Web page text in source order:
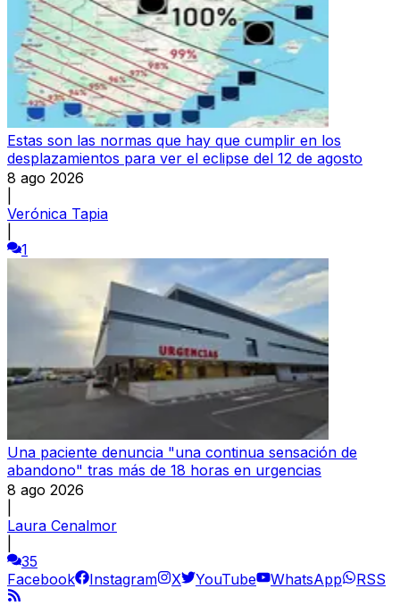
Estas son las normas que hay que cumplir en los
desplazamientos para ver el eclipse del 12 de agosto
8 ago 2026
Verónica Tapia
1
Una paciente denuncia "una continua sensación de
abandono" tras más de 18 horas en urgencias
8 ago 2026
Laura Cenalmor
35
Facebook
Instagram X YouTube WhatsApp RSS